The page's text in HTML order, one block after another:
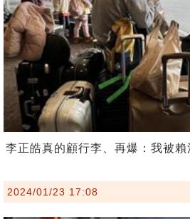
李正皓真的顧行李、再爆：我被賴
2024/01/23 17:08